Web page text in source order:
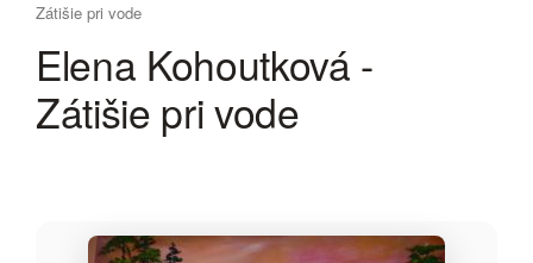
Zátišie pri vode
Elena Kohoutková -
Zátišie pri vode